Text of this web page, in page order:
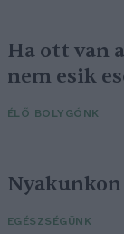
Ha ott van
nem esik
ÉLŐ BOLYGÓNK
EGÉSZSÉGÜNK